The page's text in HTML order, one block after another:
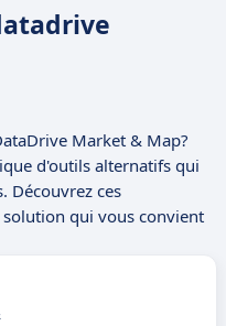
Market & Map?
d'outils alternatifs qui
Découvrez ces
qui vous convient